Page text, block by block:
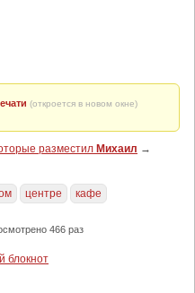
(откроется в новом окне)
разместил Михаил →
центре кафе
466 раз
блокнот